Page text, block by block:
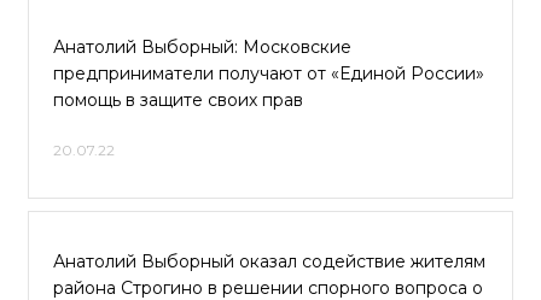
Анатолий Выборный: Московские
предприниматели получают от «Единой России»
помощь в защите своих прав
20.07.22
Анатолий Выборный оказал содействие жителям
района Строгино в решении спорного вопроса о